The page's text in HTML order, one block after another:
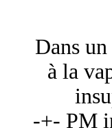
Dans
à la
-+- PM